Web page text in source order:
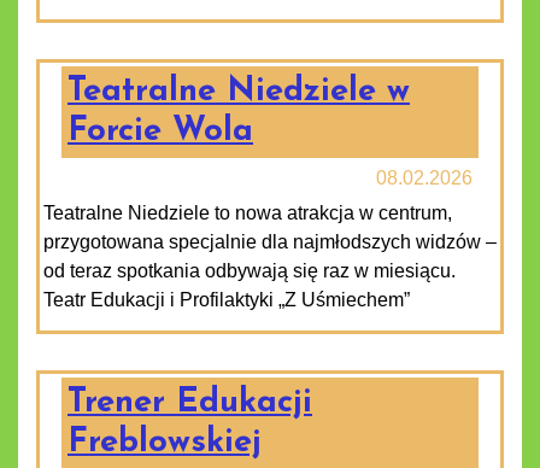
Teatralne Niedziele w
Forcie Wola
08.02.2026
Teatralne Niedziele to nowa atrakcja w centrum,
przygotowana specjalnie dla najmłodszych widzów –
od teraz spotkania odbywają się raz w miesiącu.
Teatr Edukacji i Profilaktyki „Z Uśmiechem”
Trener Edukacji
Freblowskiej